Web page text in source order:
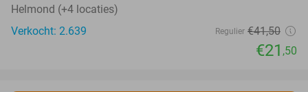
Helmond (+4 locaties)
Verkocht: 2.639
Regulier €41,50
€21 ,50